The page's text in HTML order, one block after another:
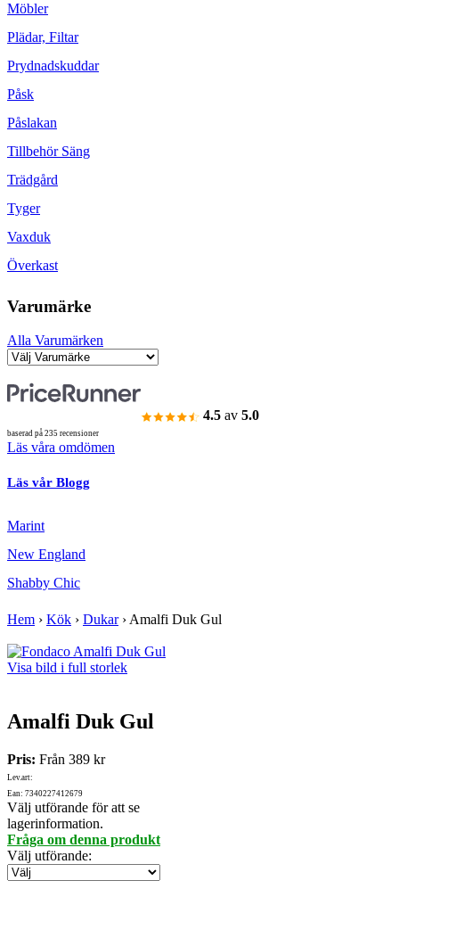
Möbler
Plädar, Filtar
Prydnadskuddar
Påsk
Påslakan
Tillbehör Säng
Trädgård
Tyger
Vaxduk
Överkast
Varumärke
Alla Varumärken
4.5 av 5.0
baserad på 235 recensioner
Läs våra omdömen
Läs vår Blogg
Marint
New England
Shabby Chic
Hem › Kök › Dukar›Amalfi Duk Gul
Visa bild i full storlek
Amalfi Duk Gul
Pris: Från 389 kr
Lev.art:
Ean: 7340227412679
Välj utförande för att se
lagerinformation.
Fråga om denna produkt
Välj utförande: